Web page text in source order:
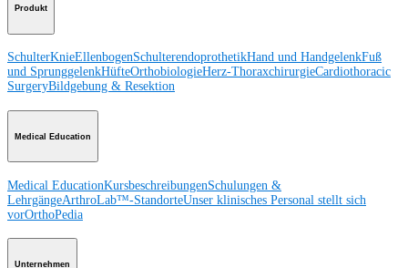
Produkt
SchulterKnieEllenbogenSchulterendoprothetikHand und HandgelenkFuß
und SprunggelenkHüfteOrthobiologieHerz-ThoraxchirurgieCardiothoracic
SurgeryBildgebung & Resektion
Medical Education
Medical EducationKursbeschreibungenSchulungen &
LehrgängeArthroLab™-StandorteUnser klinisches Personal stellt sich
vorOrthoPedia
Unternehmen